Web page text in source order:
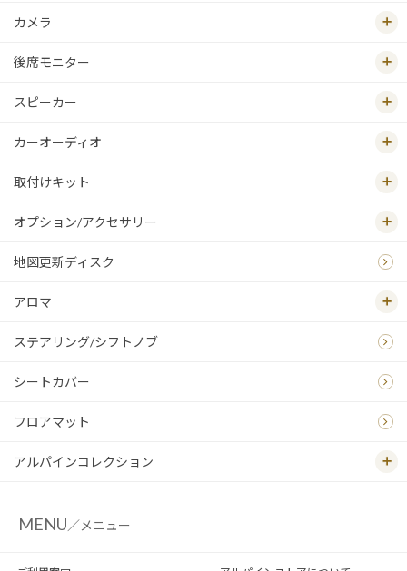
カメラ
後席モニター
スピーカー
カーオーディオ
取付けキット
オプション/アクセサリー
地図更新ディスク
アロマ
ステアリング/シフトノブ
シートカバー
フロアマット
アルパインコレクション
MENU／メニュー